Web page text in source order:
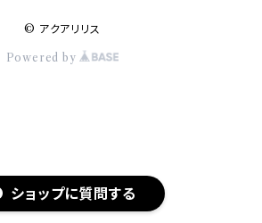
ショップに質問する
Color
ング© アクアリリス
Powered by